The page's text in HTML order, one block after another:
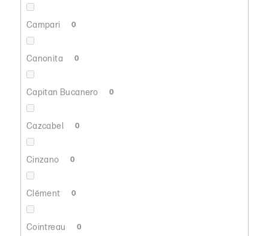
Campari 0
Canonita 0
Capitan Bucanero 0
Cazcabel 0
Cinzano 0
Clément 0
Cointreau 0